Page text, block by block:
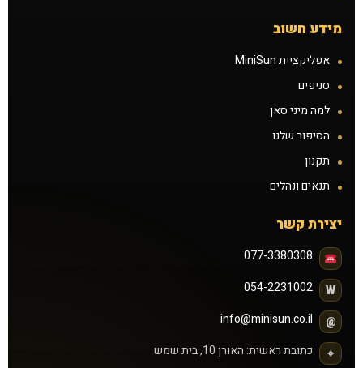
מידע חשוב
אפליקציית MiniSun
סניפים
למה מיני סאן
הסיפור שלנו
תקנון
תנאים ונהלים
יצירת קשר
077-3380308
W
054-2231002
@
info@minisun.co.il
⌖ כתובת ראשית: האורן 10, בית שמש